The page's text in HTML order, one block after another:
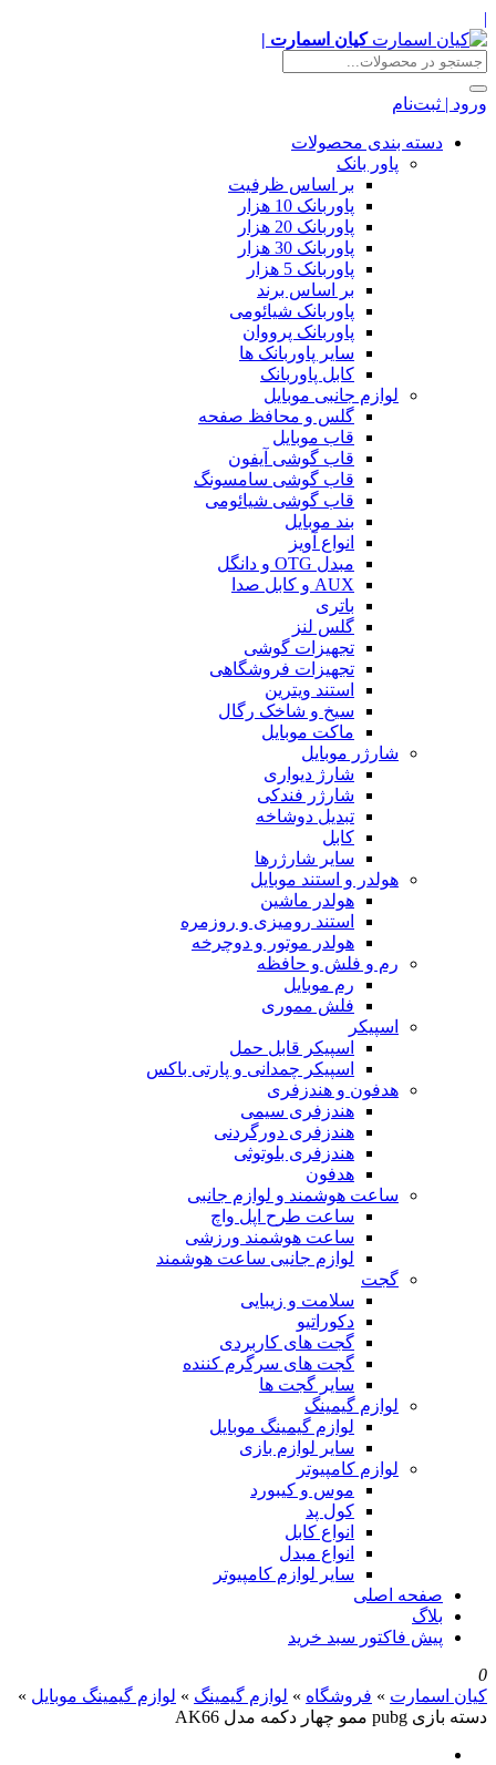
|
کیان اسمارت |
ورود | ثبت‌نام
دسته بندی محصولات
پاور بانک
بر اساس ظرفیت
پاوربانک 10 هزار
پاوربانک 20 هزار
پاوربانک 30 هزار
پاوربانک 5 هزار
بر اساس برند
پاوربانک شیائومی
پاوربانک پرووان
سایر پاوربانک ها
کابل پاوربانک
لوازم جانبی موبایل
گلس و محافظ صفحه
قاب موبایل
قاب گوشی آیفون
قاب گوشی سامسونگ
قاب گوشی شیائومی
بند موبایل
انواع آویز
مبدل OTG و دانگل
AUX و کابل صدا
باتری
گلس لنز
تجهیزات گوشی
تجهیزات فروشگاهی
استند ویترین
سیخ و شاخک رگال
ماکت موبایل
شارژر موبایل
شارژ دیواری
شارژر فندکی
تبدیل دوشاخه
کابل
سایر شارژرها
هولدر و استند موبایل
هولدر ماشین
استند رومیزی و روزمره
هولدر موتور و دوچرخه
رم و فلش و حافظه
رم موبایل
فلش مموری
اسپیکر
اسپیکر قابل حمل
اسپیکر چمدانی و پارتی باکس
هدفون و هندزفری
هندزفری سیمی
هندزفری دورگردنی
هندزفری بلوتوثی
هدفون
ساعت هوشمند و لوازم جانبی
ساعت طرح اپل واچ
ساعت هوشمند ورزشی
لوازم جانبی ساعت هوشمند
گجت
سلامت و زیبایی
دکوراتیو
گجت های کاربردی
گجت های سرگرم کننده
سایر گجت ها
لوازم گیمینگ
لوازم گیمینگ موبایل
سایر لوازم بازی
لوازم کامپیوتر
موس و کیبورد
کول پد
انواع کابل
انواع مبدل
سایر لوازم کامپیوتر
صفحه اصلی
بلاگ
پیش فاکتور سبد خرید
0
کیان اسمارت » فروشگاه » لوازم گیمینگ » لوازم گیمینگ موبایل »
دسته بازی pubg ممو چهار دکمه مدل AK66